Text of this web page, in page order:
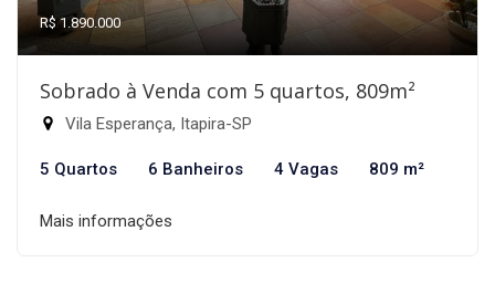
R$ 1.890.000
Sobrado à Venda com 5 quartos, 809m²
Vila Esperança, Itapira-SP
5 Quartos 6 Banheiros 4 Vagas 809 m²
Mais informações